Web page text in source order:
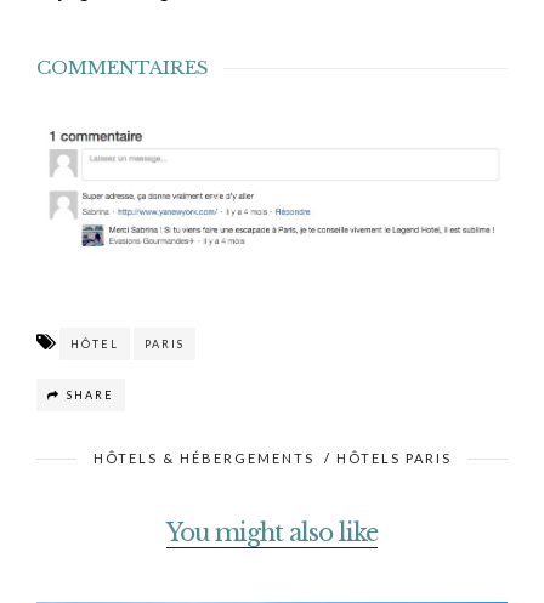
COMMENTAIRES
HÔTEL PARIS
SHARE
HÔTELS & HÉBERGEMENTS / HÔTELS PARIS
You might also like